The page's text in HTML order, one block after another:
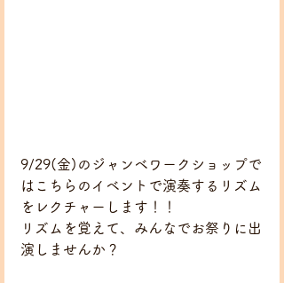
9/29(金)のジャンベワークショップで
はこちらのイベントで演奏するリズム
をレクチャーします！！
リズムを覚えて、みんなでお祭りに出
演しませんか？